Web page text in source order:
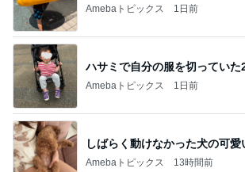
Amebaトピックス 1日前
ハサミで自分の服を切っていた
Amebaトピックス 1日前
しばらく動けなかった犬の可愛
Amebaトピックス 13時間前